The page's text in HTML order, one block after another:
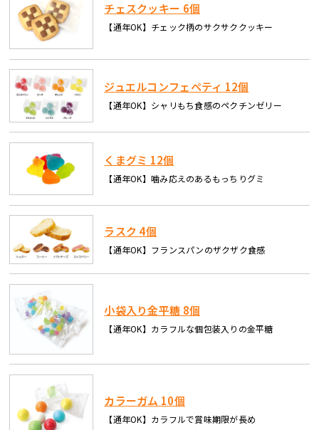
チェスクッキー 6個
【通年OK】チェック柄のサクサククッキー
ジュエルコンフェペティ 12個
【通年OK】シャリもち食感のペクチンゼリー
くまグミ 12個
【通年OK】噛み応えのあるもっちりグミ
ラスク 4個
【通年OK】フランスパンのザクザク食感
小袋入り金平糖 8個
【通年OK】カラフルな個包装入りの金平糖
カラーガム 10個
【通年OK】カラフルで賞味期限が長め